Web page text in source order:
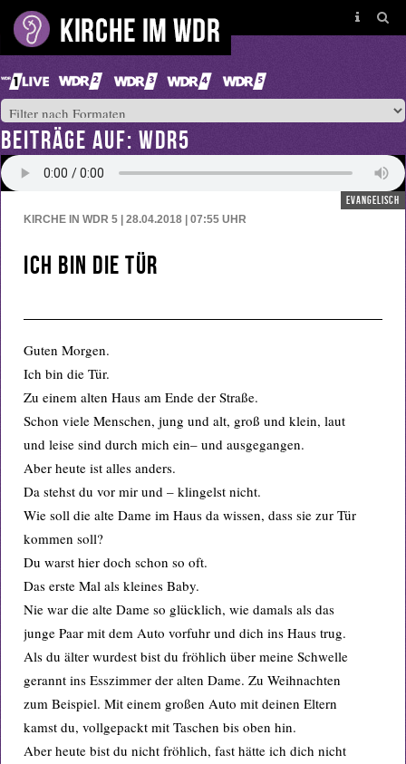
BEITRÄGE AUF: WDR5
evangelisch
KIRCHE IN WDR 5 | 28.04.2018 | 07:55 UHR
Ich bin die Tür
Guten Morgen.
Ich bin die Tür.
Zu einem alten Haus am Ende der Straße.
Schon viele Menschen, jung und alt, groß und klein, laut
und leise sind durch mich ein– und ausgegangen.
Aber heute ist alles anders.
Da stehst du vor mir und – klingelst nicht.
Wie soll die alte Dame im Haus da wissen, dass sie zur Tür
kommen soll?
Du warst hier doch schon so oft.
Das erste Mal als kleines Baby.
Nie war die alte Dame so glücklich, wie damals als das
junge Paar mit dem Auto vorfuhr und dich ins Haus trug.
Als du älter wurdest bist du fröhlich über meine Schwelle
gerannt ins Esszimmer der alten Dame. Zu Weihnachten
zum Beispiel. Mit einem großen Auto mit deinen Eltern
kamst du, vollgepackt mit Taschen bis oben hin.
Aber heute bist du nicht fröhlich, fast hätte ich dich nicht